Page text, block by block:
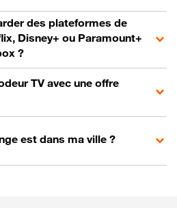
des plateformes de
Disney+ ou Paramount+
?
TV avec une offre
est dans ma ville ?